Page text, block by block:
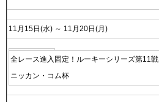
11月15日(水) ～ 11月20日(月)
全レース進入固定！ルーキーシリーズ第11戦
ニッカン・コム杯